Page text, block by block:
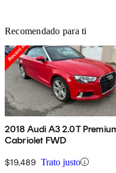
Recomendado para ti
2018 Audi A3 2.0T
Cabriolet FWD
$19,489 Trato justo